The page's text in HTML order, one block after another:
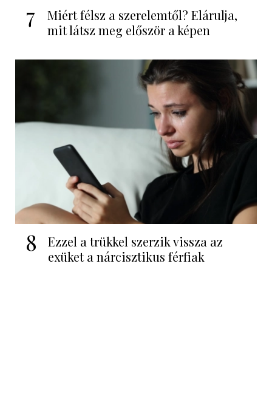
7
Miért félsz a szerelemtől? Elárulja,
mit látsz meg először a képen
8
Ezzel a trükkel szerzik vissza az
exüket a nárcisztikus férfiak